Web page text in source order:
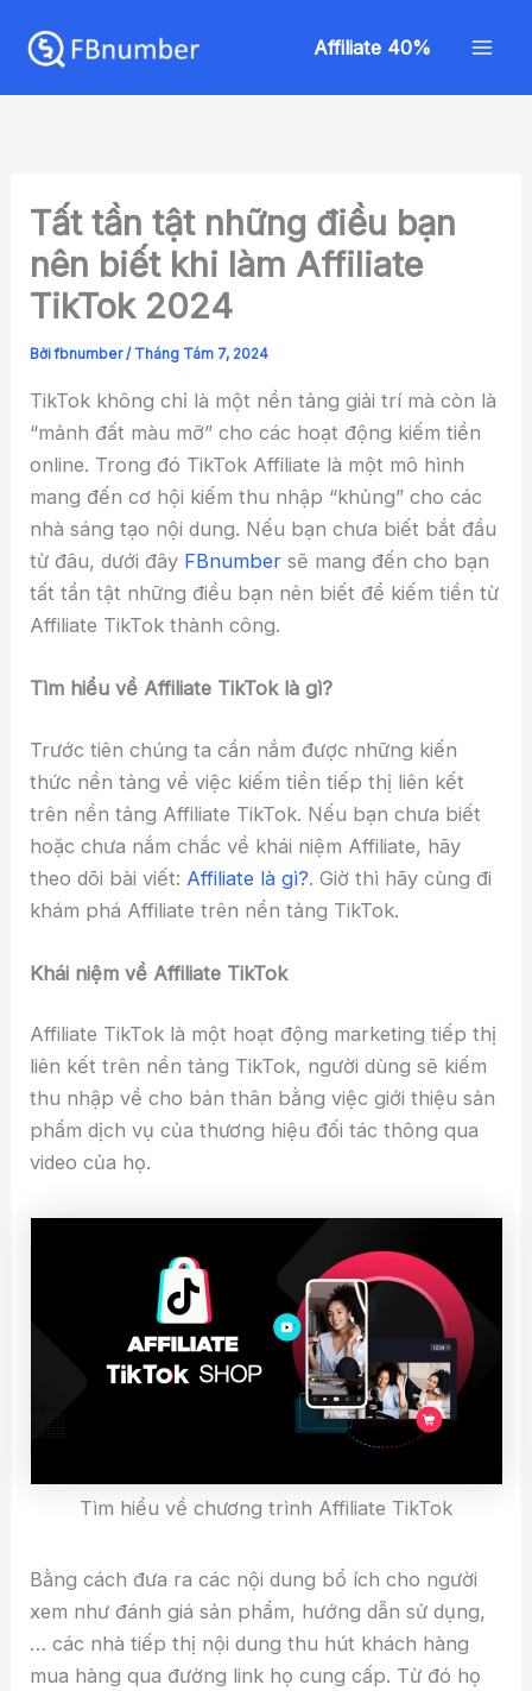
Affiliate 40%
Tất tần tật những điều bạn
nên biết khi làm Affiliate
TikTok 2024
Bởifbnumber/ Tháng Tám 7, 2024
TikTok không chỉ là một nền tảng giải trí mà còn là
“mảnh đất màu mỡ” cho các hoạt động kiếm tiền
online. Trong đó TikTok Affiliate là một mô hình
mang đến cơ hội kiếm thu nhập “khủng” cho các
nhà sáng tạo nội dung. Nếu bạn chưa biết bắt đầu
từ đâu, dưới đây FBnumber sẽ mang đến cho bạn
tất tần tật những điều bạn nên biết để kiếm tiền từ
Affiliate TikTok thành công.
Tìm hiểu về Affiliate TikTok là gì?
Trước tiên chúng ta cần nắm được những kiến
thức nền tảng về việc kiếm tiền tiếp thị liên kết
trên nền tảng Affiliate TikTok. Nếu bạn chưa biết
hoặc chưa nắm chắc về khái niệm Affiliate, hãy
theo dõi bài viết: Affiliate là gì?. Giờ thì hãy cùng đi
khám phá Affiliate trên nền tảng TikTok.
Khái niệm về Affiliate TikTok
Affiliate TikTok là một hoạt động marketing tiếp thị
liên kết trên nền tảng TikTok, người dùng sẽ kiếm
thu nhập về cho bản thân bằng việc giới thiệu sản
phẩm dịch vụ của thương hiệu đối tác thông qua
video của họ.
Tìm hiểu về chương trình Affiliate TikTok
Bằng cách đưa ra các nội dung bổ ích cho người
xem như đánh giá sản phẩm, hướng dẫn sử dụng,
… các nhà tiếp thị nội dung thu hút khách hàng
mua hàng qua đường link họ cung cấp. Từ đó họ